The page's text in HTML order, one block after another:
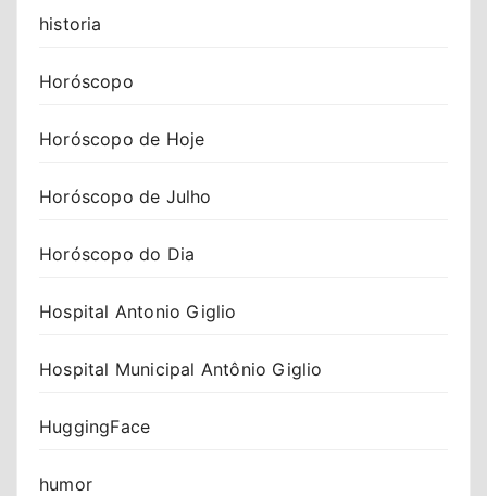
historia
Horóscopo
Horóscopo de Hoje
Horóscopo de Julho
Horóscopo do Dia
Hospital Antonio Giglio
Hospital Municipal Antônio Giglio
HuggingFace
humor